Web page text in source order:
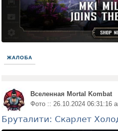
ЖАЛОБА
Вселенная Mortal Kombat
Фото :: 26.10.2024 06:31:16
Бруталити: Скарлет